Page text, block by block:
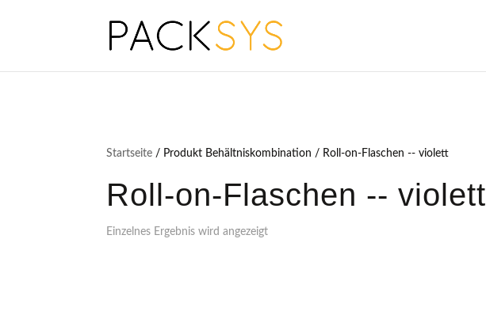
Startseite / Produkt Behältniskombination / Roll-on-Flaschen -- violett
Roll-on-Flaschen -- violett
Einzelnes Ergebnis wird angezeigt